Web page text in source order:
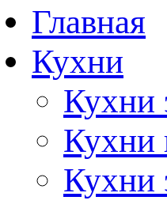
Главная
Кухни
Кухни
Кухни
Кухни